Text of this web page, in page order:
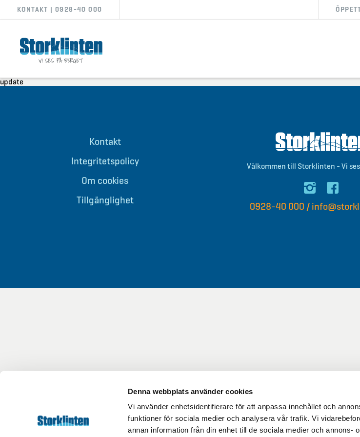
Denna webbplats använder cookies
Vi använder enhetsidentifierare för att anpassa innehållet och
funktioner för sociala medier och analysera vår trafik. Vi
annan information från din enhet till de sociala medier och annons-
KONTAKT | 0928-40 000
update
Kontakt
Integritetspolicy
Om cookies
Tillgänglighet
Välkommen till Storklinten - Vi
0928-40 000 /